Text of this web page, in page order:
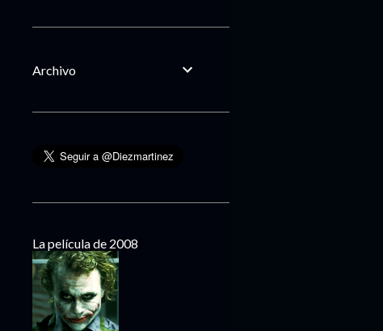
Archivo
La película de 2008